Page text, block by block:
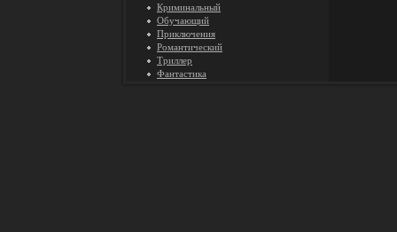
Криминальный
Обучающий
Приключения
Романтический
Триллер
Фантастика